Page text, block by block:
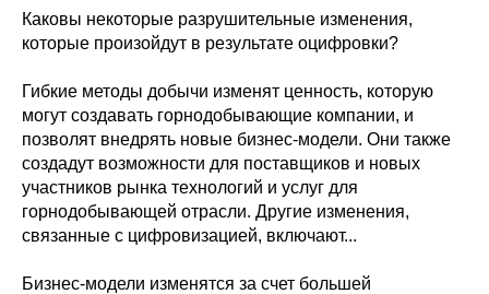
Каковы некоторые разрушительные изменения,
которые произойдут в результате оцифровки?
Гибкие методы добычи изменят ценность, которую
могут создавать горнодобывающие компании, и
позволят внедрять новые бизнес-модели. Они также
создадут возможности для поставщиков и новых
участников рынка технологий и услуг для
горнодобывающей отрасли. Другие изменения,
связанные с цифровизацией, включают...
Бизнес-модели изменятся за счет большей